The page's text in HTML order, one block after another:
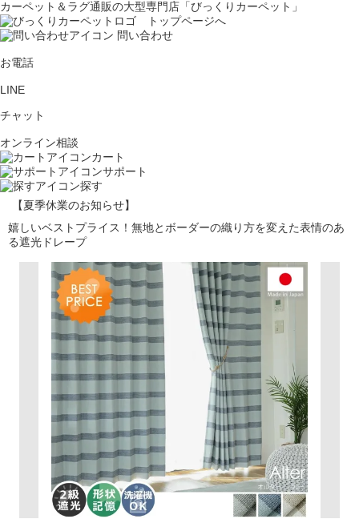
カーペット＆ラグ通販の大型専門店「びっくりカーペット」
問い合わせ
お電話
LINE
チャット
オンライン相談
カート
サポート
探す
【夏季休業のお知らせ】
嬉しいベストプライス！無地とボーダーの織り方を変えた表情のあ
る遮光ドレープ